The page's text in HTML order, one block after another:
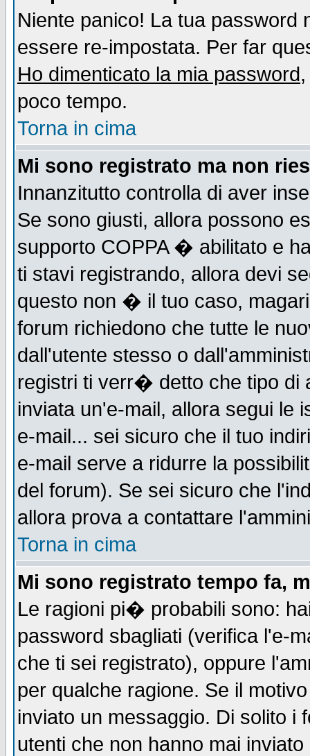
Niente panico! La tua
essere re-impostata. Per far
Ho dimenticato la mia password
poco tempo.
Torna in cima
Mi sono registrato ma non
Innanzitutto controlla di aver
Se sono giusti, allora possono
supporto COPPA � abilitato e
ti stavi registrando, allora devi
questo non � il tuo caso,
forum richiedono che tutte le
dall'utente stesso o
registri ti verr� detto che tipo
inviata un'e-mail, allora segui le
e-mail... sei sicuro che il tuo
e-mail serve a ridurre la
del forum). Se sei sicuro che
allora prova a contattare
Torna in cima
Mi sono registrato tempo fa,
Le ragioni pi� probabili sono:
password sbagliati (verifica l'e-
che ti sei registrato), oppure
per qualche ragione. Se il
inviato un messaggio. Di solito i
utenti che non hanno mai